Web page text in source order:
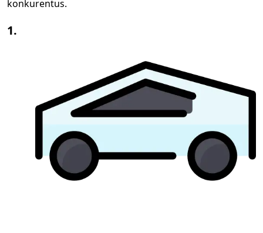
konkurentus.
1.